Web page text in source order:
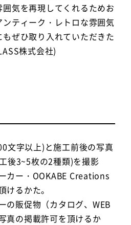
気を再現してくれるためお
ティーク・レトロな雰囲気
ぜひ取り入れていただきた
株式会社)
文字以上)と施工前後の写真
後3~5枚の2種類)を撮影
カー・OOKABE Creations
けるかた。
の販促物（カタログ、WEB
真の掲載許可を頂けるか